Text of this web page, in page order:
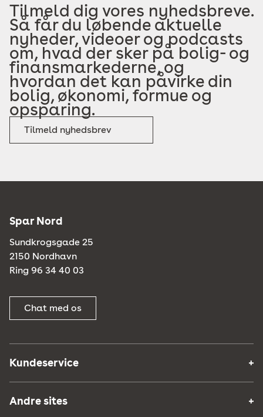
Tilmeld dig vores nyhedsbreve.
Så får du løbende aktuelle
nyheder, videoer og podcasts
om, hvad der sker på bolig- og
finansmarkederne, og
hvordan det kan påvirke din
bolig, økonomi, formue og
opsparing.
Tilmeld nyhedsbrev
Spar Nord
Sundkrogsgade 25
2150 Nordhavn
Ring 96 34 40 03
Chat med os
Kundeservice
Andre sites